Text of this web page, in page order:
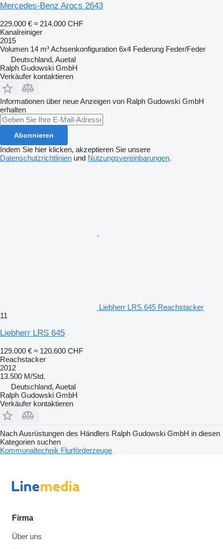
Mercedes-Benz Arocs 2643
229.000 € ≈ 214.000 CHF
Kanalreiniger
2015
Volumen 14 m³Achsenkonfiguration 6x4 Federung Feder/Feder
Deutschland, Auetal
Ralph Gudowski GmbH
Verkäufer kontaktieren
Informationen über neue Anzeigen von Ralph Gudowski GmbH
erhalten
Abonnieren
Indem Sie hier klicken, akzeptieren Sie unsere
Datenschutzrichtlinien und Nutzungsvereinbarungen.
Liebherr LRS 645 Reachstacker
11
Liebherr LRS 645
129.000 € ≈ 120.600 CHF
Reachstacker
2012
13.500 M/Std.
Deutschland, Auetal
Ralph Gudowski GmbH
Verkäufer kontaktieren
Nach Ausrüstungen des Händlers Ralph Gudowski GmbH in diesen
Kategorien suchen
Kommunaltechnik Flurförderzeuge
Firma
Über uns